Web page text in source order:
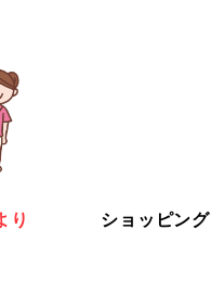
り ショッピング